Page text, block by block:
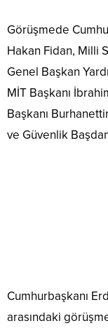
Görüşmede
Hakan Fidan, Milli
Genel Başkan
MİT Başkanı
Başkanı
ve Güvenlik
Cumhurbaşkanı
arasındaki